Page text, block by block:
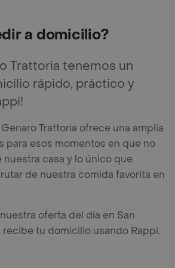
a domicilio?
Trattoria tenemos un
rápido, práctico y
Trattoria ofrece una amplia
para esos momentos en que no
nuestra casa y lo único que
de nuestra comida favorita en
oferta del día en San
recibe tu domicilio usando Rappi.